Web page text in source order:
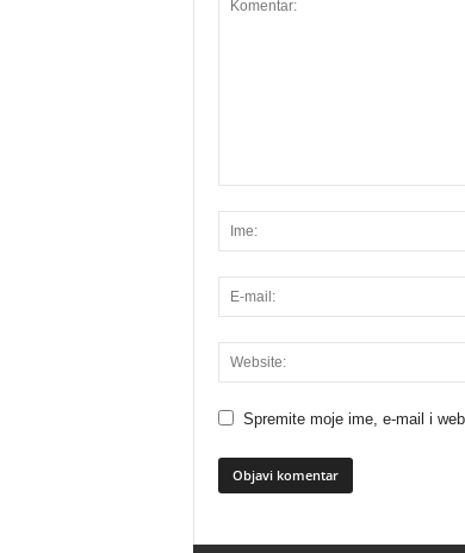
Spremite moje ime, e-mail i